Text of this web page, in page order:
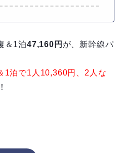
＆1泊47,160円 が、新幹線パ
1泊で1人10,360円、2人な
！